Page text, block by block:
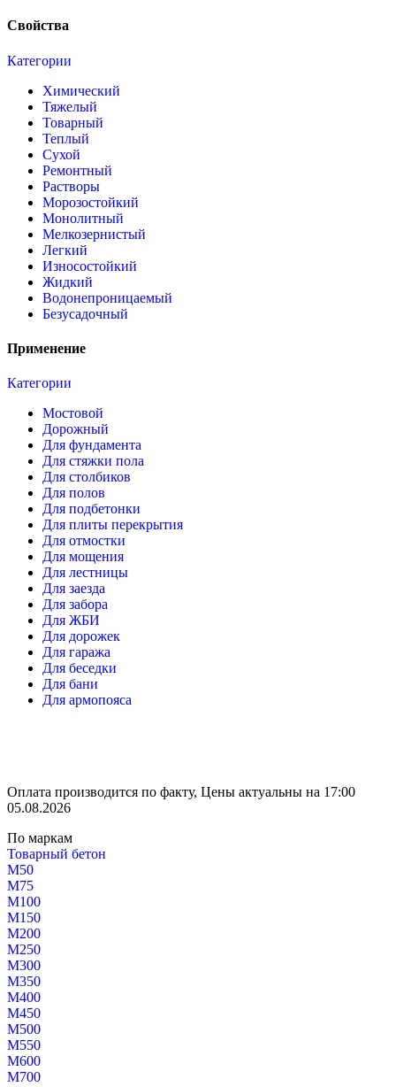
Свойства
Категории
Химический
Тяжелый
Товарный
Теплый
Сухой
Ремонтный
Растворы
Морозостойкий
Монолитный
Мелкозернистый
Легкий
Износостойкий
Жидкий
Водонепроницаемый
Безусадочный
Применение
Категории
Мостовой
Дорожный
Для фундамента
Для стяжки пола
Для столбиков
Для полов
Для подбетонки
Для плиты перекрытия
Для отмостки
Для мощения
Для лестницы
Для заезда
Для забора
Для ЖБИ
Для дорожек
Для гаража
Для беседки
Для бани
Для армопояса
Оплата производится по факту, Цены актуальны на 17:00
05.08.2026
По маркам
Товарный бетон
М50
М75
М100
М150
М200
М250
М300
М350
М400
М450
М500
М550
М600
М700